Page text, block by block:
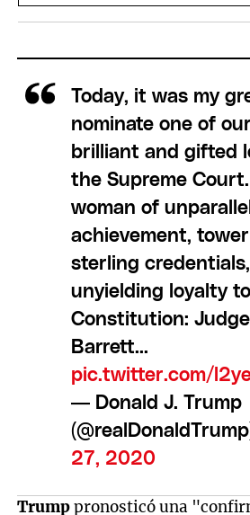
Today, it was my
nominate one of
brilliant and gifted
the Supreme
woman of
achievement,
sterling
unyielding loyalty
Constitution:
Barrett...
pic.twitter.com/
— Donald J. Trump
27, 2020
Trumppronosticó una